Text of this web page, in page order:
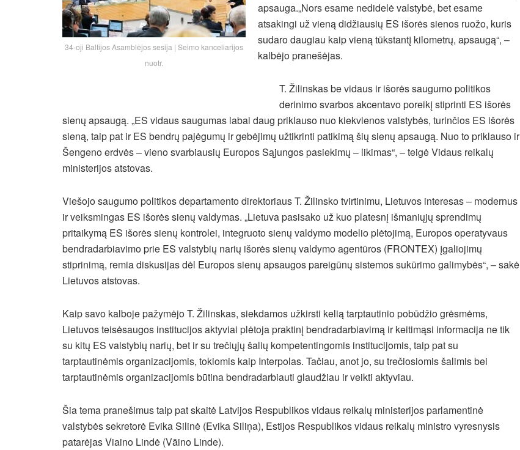
34-oji Baltijos Asamblėjos sesija | Seimo kanceliarijos
nuotr.
apsauga.„Nors esame nedidelė valstybė, bet esame
atsakingi už vieną didžiausių ES išorės sienos ruožo, kuris
sudaro daugiau kaip vieną tūkstantį kilometrų, apsaugą“, –
kalbėjo pranešėjas.
T. Žilinskas be vidaus ir išorės saugumo politikos
derinimo svarbos akcentavo poreikį stiprinti ES išorės
sienų apsaugą. „ES vidaus saugumas labai daug priklauso nuo kiekvienos valstybės, turinčios ES išorės
sieną, taip pat ir ES bendrų pajėgumų ir gebėjimų užtikrinti patikimą šių sienų apsaugą. Nuo to priklauso ir
Šengeno erdvės – vieno svarbiausių Europos Sąjungos pasiekimų – likimas“, – teigė Vidaus reikalų
ministerijos atstovas.
Viešojo saugumo politikos departamento direktoriaus T. Žilinsko tvirtinimu, Lietuvos interesas – modernus
ir veiksmingas ES išorės sienų valdymas. „Lietuva pasisako už kuo platesnį išmaniųjų sprendimų
pritaikymą ES išorės sienų kontrolei, integruoto sienų valdymo modelio plėtojimą, Europos operatyvaus
bendradarbiavimo prie ES valstybių narių išorės sienų valdymo agentūros (FRONTEX) įgaliojimų
stiprinimą, remia diskusijas dėl Europos sienų apsaugos pareigūnų sistemos sukūrimo galimybės“, – sakė
Lietuvos atstovas.
Kaip savo kalboje pažymėjo T. Žilinskas, siekdamos užkirsti kelią tarptautinio pobūdžio grėsmėms,
Lietuvos teisėsaugos institucijos aktyviai plėtoja praktinį bendradarbiavimą ir keitimąsi informacija ne tik
su kitų ES valstybių narių, bet ir su trečiųjų šalių kompetentingomis institucijomis, taip pat su
tarptautinėmis organizacijomis, tokiomis kaip Interpolas. Tačiau, anot jo, su trečiosiomis šalimis bei
tarptautinėmis organizacijomis būtina bendradarbiauti glaudžiau ir veikti aktyviau.
Šia tema pranešimus taip pat skaitė Latvijos Respublikos vidaus reikalų ministerijos parlamentinė
valstybės sekretorė Evika Silinė (Evika Siliņa), Estijos Respublikos vidaus reikalų ministro vyresnysis
patarėjas Viaino Lindė (Väino Linde).